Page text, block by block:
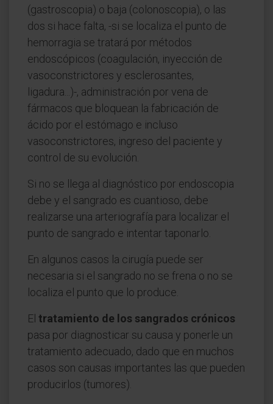
(gastroscopia) o baja (colonoscopia), o las
dos si hace falta, -si se localiza el punto de
hemorragia se tratará por métodos
endoscópicos (coagulación, inyección de
vasoconstrictores y esclerosantes,
ligadura...)-, administración por vena de
fármacos que bloquean la fabricación de
ácido por el estómago e incluso
vasoconstrictores, ingreso del paciente y
control de su evolución.
Si no se llega al diagnóstico por endoscopia
debe y el sangrado es cuantioso, debe
realizarse una arteriografía para localizar el
punto de sangrado e intentar taponarlo.
En algunos casos la cirugía puede ser
necesaria si el sangrado no se frena o no se
localiza el punto que lo produce.
El tratamiento de los sangrados crónicos
pasa por diagnosticar su causa y ponerle un
tratamiento adecuado, dado que en muchos
casos son causas importantes las que pueden
producirlos (tumores).